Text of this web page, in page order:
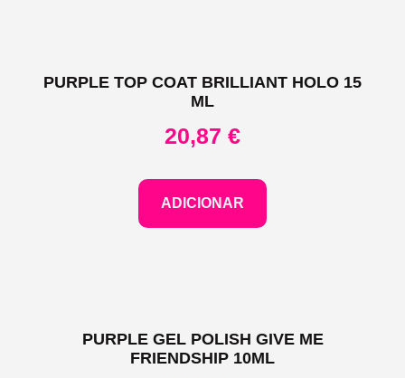
PURPLE TOP COAT BRILLIANT HOLO 15
ML
20,87 €
ADICIONAR
PURPLE GEL POLISH GIVE ME
FRIENDSHIP 10ML